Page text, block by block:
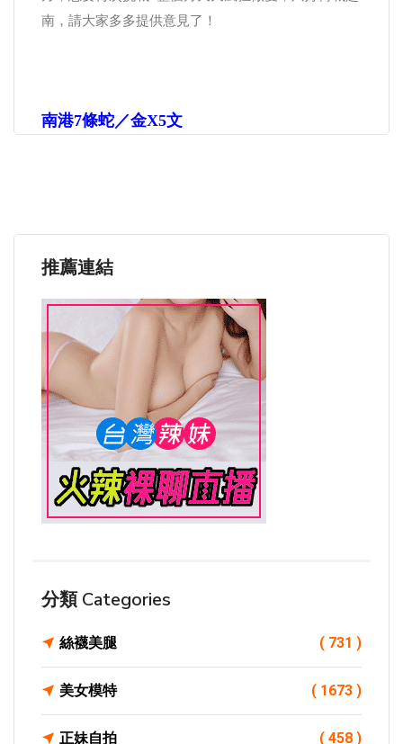
南，請大家多多提供意見了！
南港7條蛇／金x5文
推薦連結
分類 Categories
絲襪美腿 ( 731 )
美女模特 ( 1673 )
正妹自拍 ( 458 )